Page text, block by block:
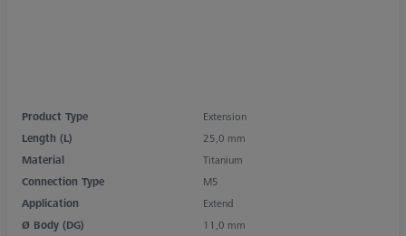
Product Type
Extension
Length (L)
25,0 mm
Material
Titanium
Connection Type
M5
Application
Extend
Ø Body (DG)
11,0 mm